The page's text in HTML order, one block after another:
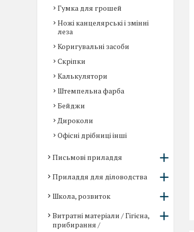
Гумка для грошей
Ножі канцелярські і змінні
леза
Коригувальні засоби
Скріпки
Калькулятори
Штемпельна фарба
Бейджи
Дироколи
Офісні дрібниці інші
Письмові приладдя
Приладдя для діловодства
Школа, розвиток
Витратні матеріали / Гігієна,
прибирання /